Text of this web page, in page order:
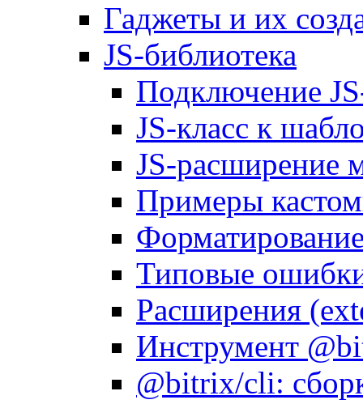
Гаджеты и их
JS-библиотека
Подключение
JS-класс к
JS-расширение
Примеры
Типовые
Расширения
Инструмент
@bitrix/cli: